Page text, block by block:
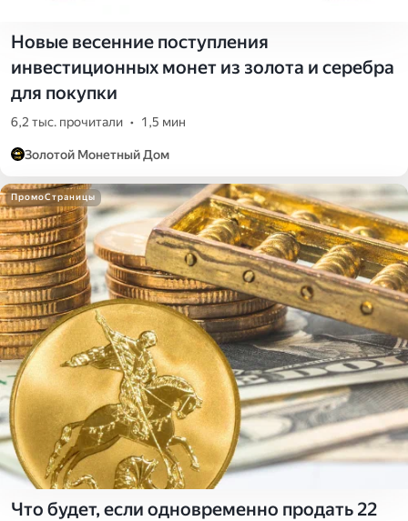
Новые весенние поступления
инвестиционных монет из золота и серебра
для покупки
6,2 тыс. прочитали • 1,5 мин
Золотой Монетный Дом
ПромоСтраницы
Что будет, если одновременно продать 22